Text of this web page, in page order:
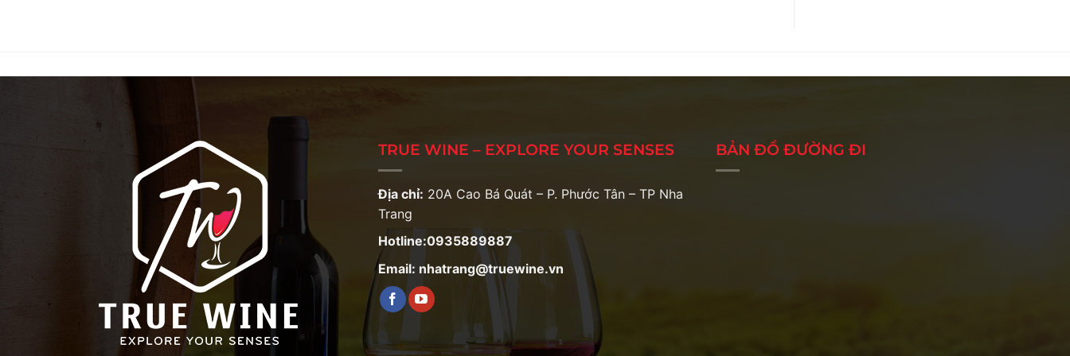
TRUE WINE – EXPLORE YOUR SENSES
Địa chỉ: 20A Cao Bá Quát – P. Phước Tân – TP Nha
Trang
Hotline:0935889887
Email: nhatrang@truewine.vn
BẢN ĐỒ ĐƯỜNG ĐI